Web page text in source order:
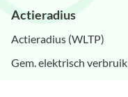
Actieradius
Actieradius (WLTP)
Gem. elektrisch verbruik